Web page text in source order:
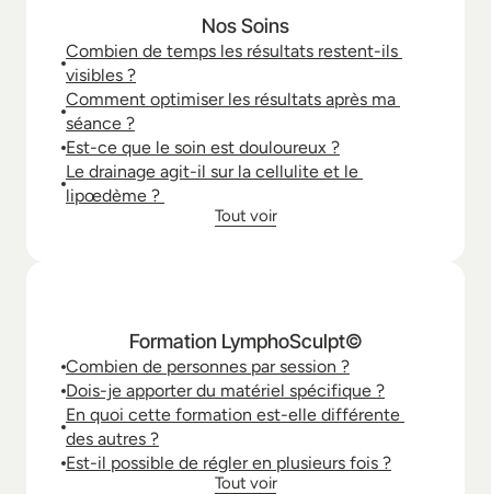
Nos Soins
Combien de temps les résultats restent-ils
visibles ?
Comment optimiser les résultats après ma
séance ?
Est-ce que le soin est douloureux ?
Le drainage agit-il sur la cellulite et le
lipœdème ?
Tout voir
Formation LymphoSculpt©
Combien de personnes par session ?
Dois-je apporter du matériel spécifique ?
En quoi cette formation est-elle différente
des autres ?
Est-il possible de régler en plusieurs fois ?
Tout voir